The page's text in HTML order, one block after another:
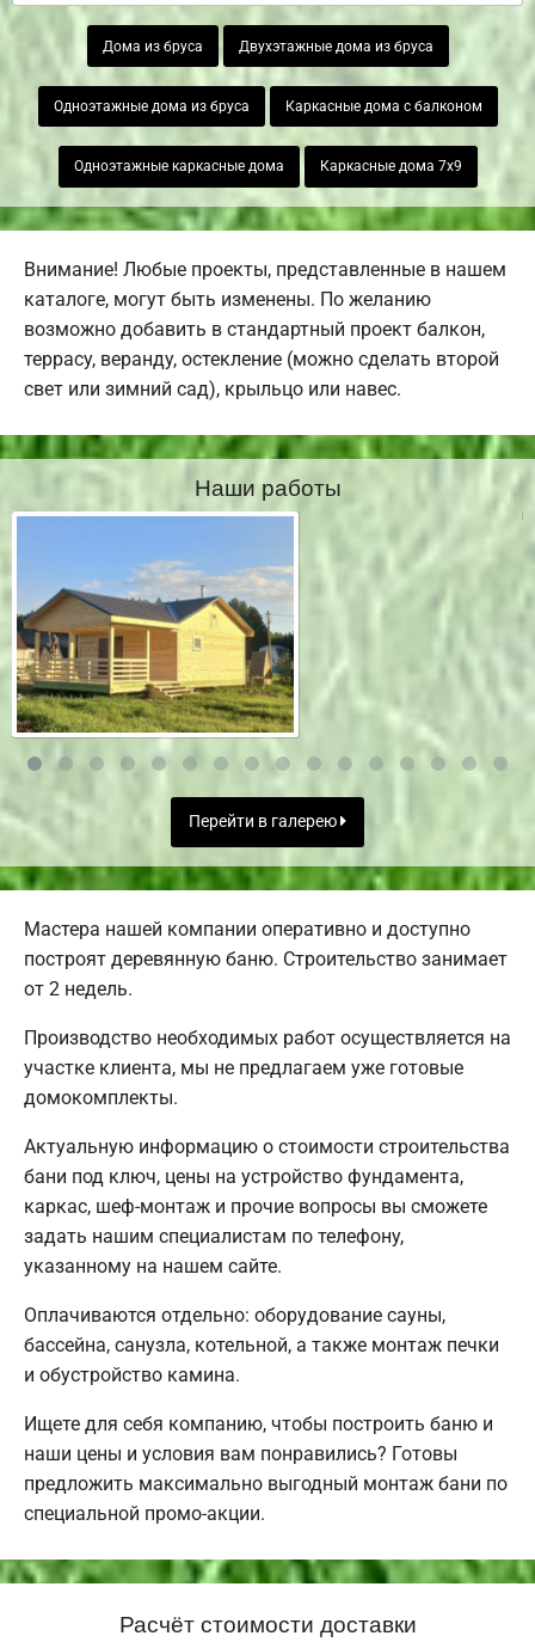
Дома из бруса Двухэтажные дома из бруса
Одноэтажные дома из бруса Каркасные дома с балконом
Одноэтажные каркасные дома Каркасные дома 7х9
Внимание! Любые проекты, представленные в нашем
каталоге, могут быть изменены. По желанию
возможно добавить в стандартный проект балкон,
террасу, веранду, остекление (можно сделать второй
свет или зимний сад), крыльцо или навес.
Наши работы
Перейти в галерею
Мастера нашей компании оперативно и доступно
построят деревянную баню. Строительство занимает
от 2 недель.
Производство необходимых работ осуществляется на
участке клиента, мы не предлагаем уже готовые
домокомплекты.
Актуальную информацию о стоимости строительства
бани под ключ, цены на устройство фундамента,
каркас, шеф-монтаж и прочие вопросы вы сможете
задать нашим специалистам по телефону,
указанному на нашем сайте.
Оплачиваются отдельно: оборудование сауны,
бассейна, санузла, котельной, а также монтаж печки
и обустройство камина.
Ищете для себя компанию, чтобы построить баню и
наши цены и условия вам понравились? Готовы
предложить максимально выгодный монтаж бани по
специальной промо-акции.
Расчёт стоимости доставки